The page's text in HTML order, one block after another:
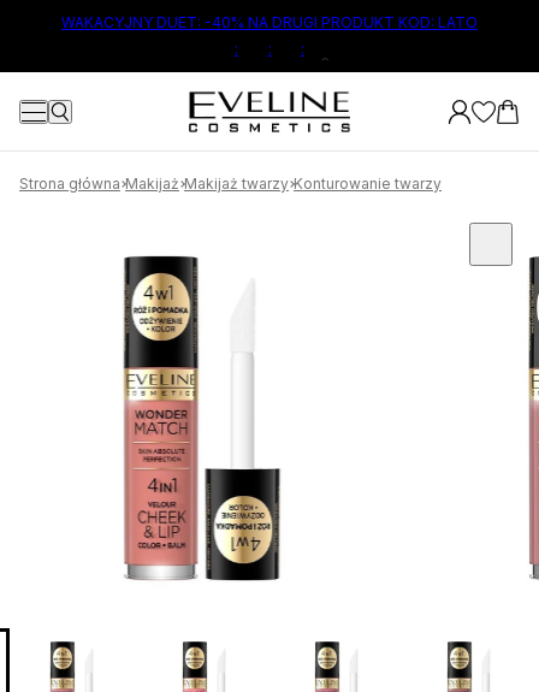
TREŚCI
WAKACYJNY DUET: -40% NA DRUGI PRODUKT KOD: LATO
:
: :
Strona główna Makijaż Makijaż twarzy Konturowanie twarzy